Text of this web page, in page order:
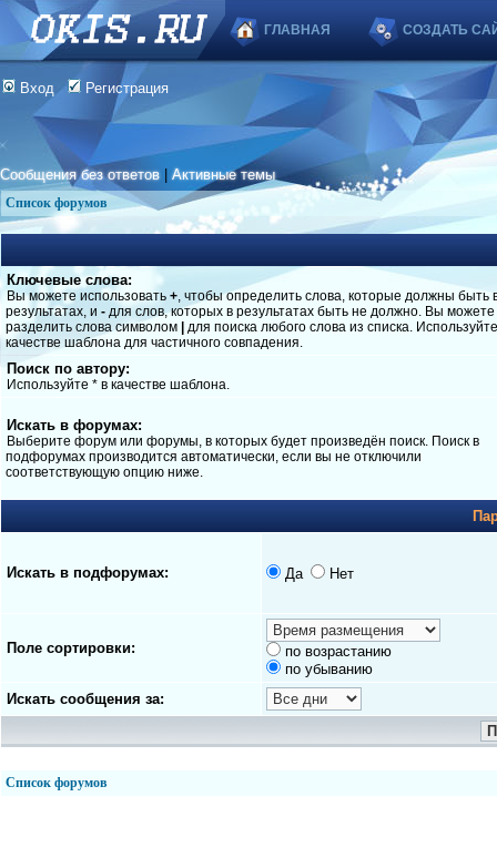
ГЛАВНАЯ СОЗДАТЬ
Вход Регистрация
Сообщения без ответов |Активные темы
Список форумов
Ключевые слова:
Вы можете использовать +, чтобы определить слова, которые должны быть
результатах, и - для слов, которых в результатах быть не должно. Вы можете
разделить слова символом
для поиска любого слова из списка.
качестве шаблона для частичного совпадения.
Поиск по автору:
Используйте * в качестве шаблона.
Искать в форумах:
Выберите форум или форумы, в которых будет произведён поиск. Поиск в
подфорумах производится автоматически, если вы не отключили
соответствующую опцию ниже.
Искать в подфорумах: Да Нет
Поле сортировки:
по возрастанию
по убыванию
Искать сообщения за:
Список форумов